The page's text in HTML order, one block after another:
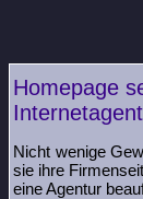
Homepage
Nicht wenige
sie ihre
eine Agentur